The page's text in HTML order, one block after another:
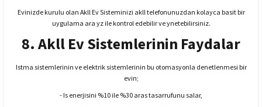
Evinizde kurulu olan Akll Ev Sisteminizi akll telefonunuzdan kolayca basit bir
uygulama ara yz ile kontrol edebilir ve ynetebilirsiniz.
8. Akll Ev Sistemlerinin Faydalar
Istma sistemlerinin ve elektrik sistemlerinin bu otomasyonla denetlenmesi bir
evin;
- Is enerjisini %10 ile %30 aras tasarrufunu salar,